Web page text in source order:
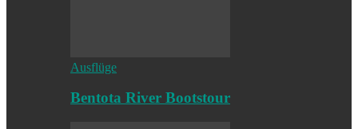
Ausflüge
Bentota River Bootstour